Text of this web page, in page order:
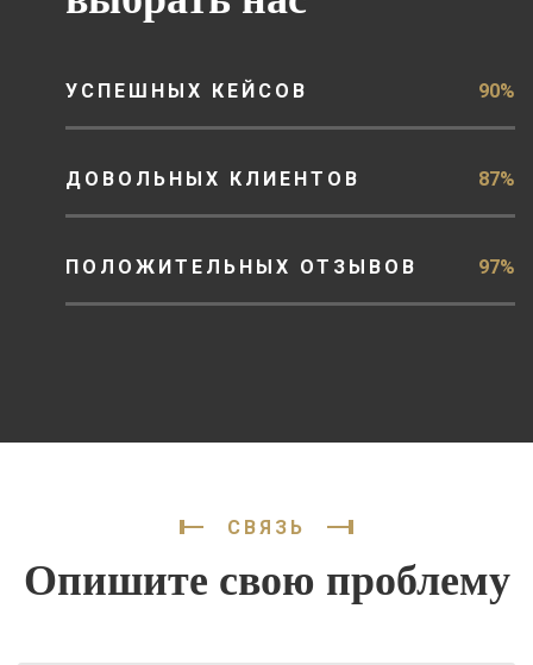
УСПЕШНЫХ КЕЙСОВ 90%
ДОВОЛЬНЫХ КЛИЕНТОВ 87%
ПОЛОЖИТЕЛЬНЫХ ОТЗЫВОВ 97%
СВЯЗЬ
Опишите свою проблему